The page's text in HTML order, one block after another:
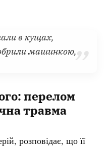
в кущах,
машинкою,
перелом
травма
розповідає, що її